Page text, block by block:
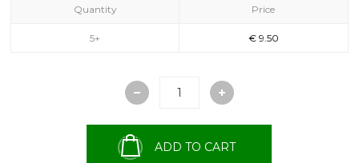
Quantity
5+
Price
€ 9.50
ADD TO CART